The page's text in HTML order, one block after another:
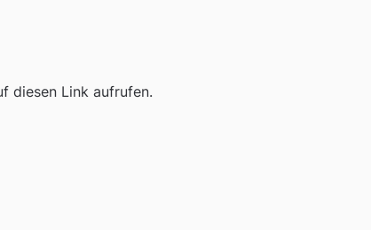
diesen Link aufrufen.